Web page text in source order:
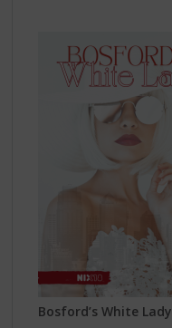
Bosford’s White Lady